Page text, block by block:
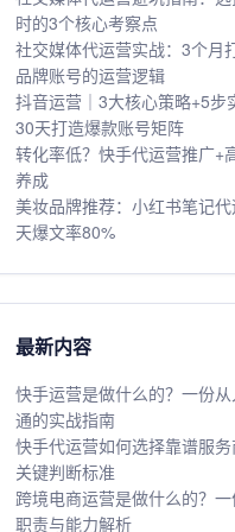
时的3个核心考察点
社交媒体代运营实战：3个月
品牌账号的运营逻辑
抖音运营｜3大核心策略+5步
30天打造爆款账号矩阵
转化率低？快手代运营推广+
养成
美妆品牌推荐：小红书笔记
天爆文率80%
最新内容
快手运营是做什么的？一份
通的实战指南
快手代运营如何选择靠谱服
关键判断标准
跨境电商运营是做什么的？
职责与能力解析